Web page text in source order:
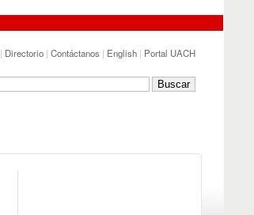
| Directorio | Contáctanos | English | Portal UACH